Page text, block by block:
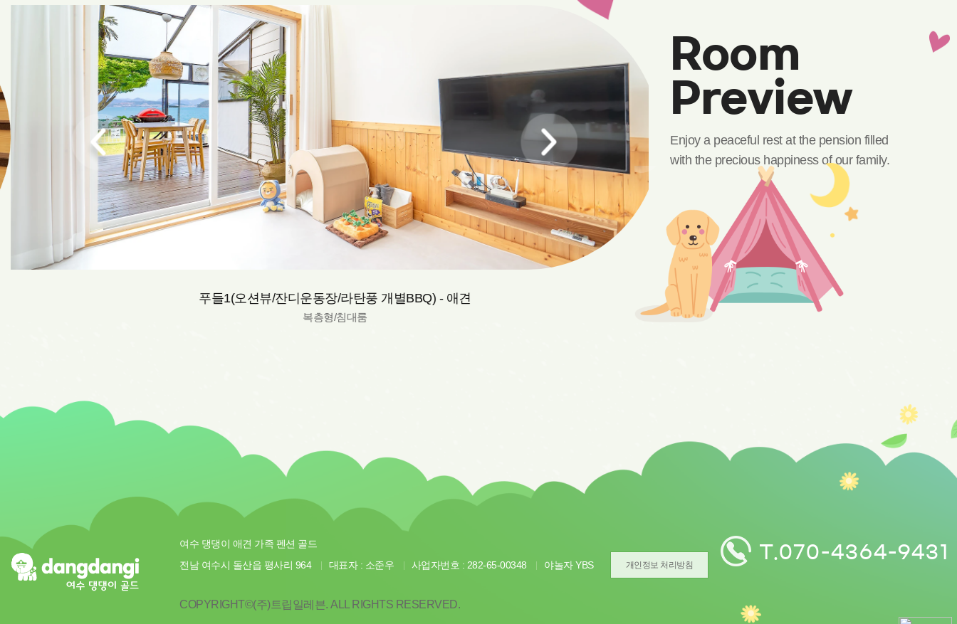
Room
Preview
Enjoy a peaceful rest at the pension filled
with the precious happiness of our family.
푸들1(오션뷰/잔디운동장/라탄풍 개별BBQ) - 애견
복층형/침대룸
여수 댕댕이 애견 가족 펜션 골드
전남 여수시 돌산읍 평사리 964
대표자 : 소준우 사업자번호 : 282-65-00348 야놀자 YBS 개인정보 처리방침
COPYRIGHT©(주)트립일레븐. ALL RIGHTS RESERVED.
T.070-4364-9431